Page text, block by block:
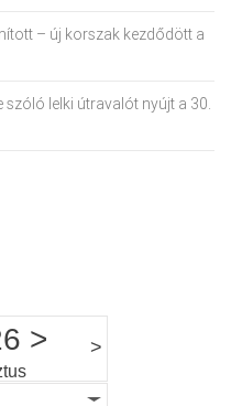
– új korszak kezdődött a
lelki útravalót nyújt a 30.
> >